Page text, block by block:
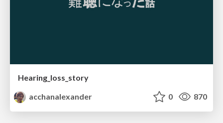
Hearing_loss_story
acchanalexander
0 870